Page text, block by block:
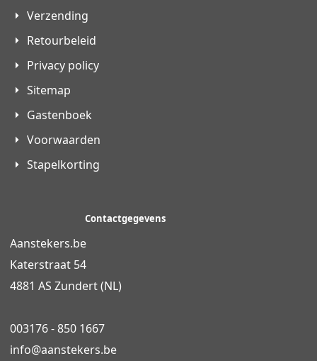
Verzending
Retourbeleid
Privacy policy
Sitemap
Gastenboek
Voorwaarden
Stapelkorting
Contactgegevens
Aanstekers.be
Katerstraat 54
4881 AS Zundert (NL)
003176 - 850 1667
info@aanstekers.be